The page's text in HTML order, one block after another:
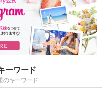
ーワード
のキーワード